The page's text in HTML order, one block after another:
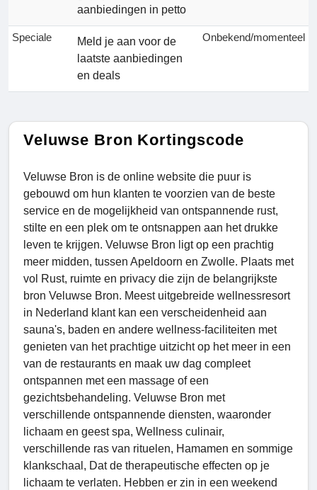
aanbiedingen in petto
Speciale
Meld je aan voor de
laatste aanbiedingen
en deals
Onbekend/momenteel
Veluwse Bron Kortingscode
Veluwse Bron is de online website die puur is
gebouwd om hun klanten te voorzien van de beste
service en de mogelijkheid van ontspannende rust,
stilte en een plek om te ontsnappen aan het drukke
leven te krijgen. Veluwse Bron ligt op een prachtig
meer midden, tussen Apeldoorn en Zwolle. Plaats met
vol Rust, ruimte en privacy die zijn de belangrijkste
bron Veluwse Bron. Meest uitgebreide wellnessresort
in Nederland klant kan een verscheidenheid aan
sauna's, baden en andere wellness-faciliteiten met
genieten van het prachtige uitzicht op het meer in een
van de restaurants en maak uw dag compleet
ontspannen met een massage of een
gezichtsbehandeling. Veluwse Bron met
verschillende ontspannende diensten, waaronder
lichaam en geest spa, Wellness culinair,
verschillende ras van rituelen, Hamamen en sommige
klankschaal, Dat de therapeutische effecten op je
lichaam te verlaten. Hebben er zin in een weekend